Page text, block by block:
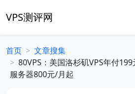
VPS测评网
首页
文章搜集
80VPS：美国洛杉矶VPS年付
服务器800元/月起